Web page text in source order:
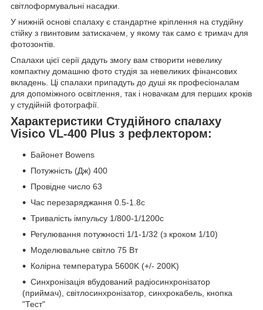
світлоформувальні насадки.
У нижній основі спалаху є стандартне кріплення на студійну
стійку з гвинтовим затискачем, у якому так само є тримач для
фотозонтів.
Спалахи цієї серії дадуть змогу вам створити невелику
компактну домашню фото студія за невеликих фінансових
вкладень. Ці спалахи припадуть до душі як професіоналам
для допоміжного освітлення, так і новачкам для перших кроків
у студійній фотографії.
Характеристики Студійного спалаху
Visico VL-400 Plus з рефлектором:
Байонет Bowens
Потужність (Дж) 400
Провідне число 63
Час перезаряджання 0.5-1.8с
Тривалість імпульсу 1/800-1/1200с
Регулювання потужності 1/1-1/32 (з кроком 1/10)
Моделювальне світло 75 Вт
Колірна температура 5600K (+/- 200K)
Синхронізація вбудований радіосинхронізатор
(приймач), світлосинхронізатор, синхрокабель, кнопка
"Тест"